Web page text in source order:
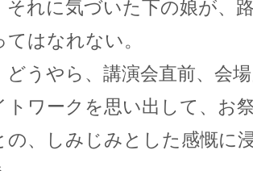
それに気づいた下の娘が、
てはなれない。
どうやら、講演会直前、会
トワークを思い出して、お
の、しみじみとした感慨に